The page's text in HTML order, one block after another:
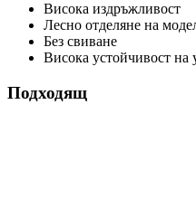
Висока издръжливост
Лесно отделяне на
Без свиване
Висока устойчивост на
Подходящ